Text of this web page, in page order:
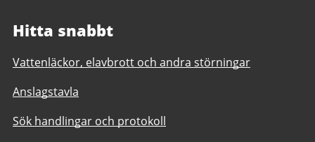
Hitta snabbt
Vattenläckor, elavbrott och andra störningar
Anslagstavla
Sök handlingar och protokoll